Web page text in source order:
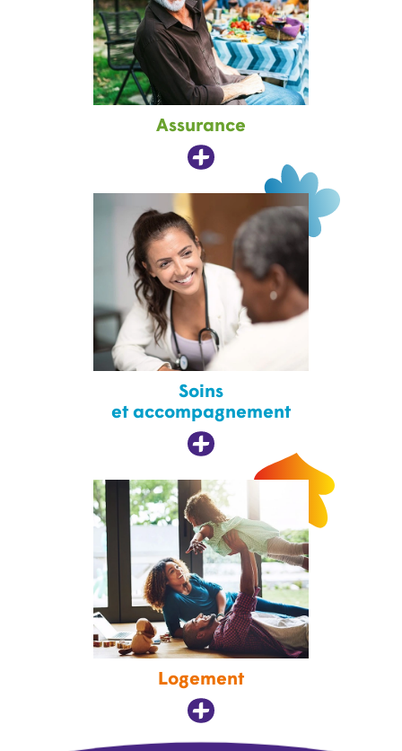
Assurance
Soins
et accompagnement
Logement